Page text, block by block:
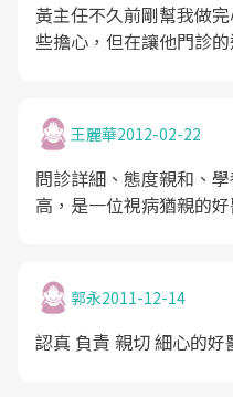
黃主任不久前剛幫我做
些擔心，但在讓他門診
的過程，感受到主任專
謝
王麗華2012-02-22
問診詳細、態度親和、
高，是一位視病猶親的好
郭永2011-12-14
認真 負責 親切 細心的好